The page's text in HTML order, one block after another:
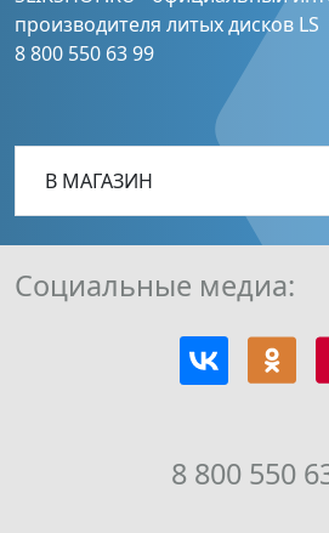
производителя литых дисков LS
8 800 550 63 99
В МАГАЗИН
8 800 550
Социальные медиа: